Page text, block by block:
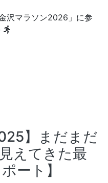
沢マラソン2026」に参
】まだまだ
えてきた最
ート】